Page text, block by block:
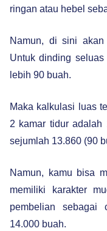
ringan atau hebel
Namun, di sini akan
Untuk dinding
lebih 90 buah.
Maka kalkulasi luas
2 kamar tidur adalah
sejumlah 13.860 (90
Namun, kamu bisa
memiliki karakter
pembelian sebagai
14.000 buah.